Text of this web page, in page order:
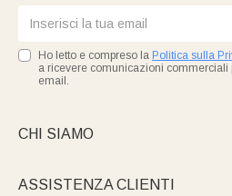
Ho letto e compreso la Politica sulla
a ricevere comunicazioni
email.
CHI SIAMO
ASSISTENZA CLIENTI